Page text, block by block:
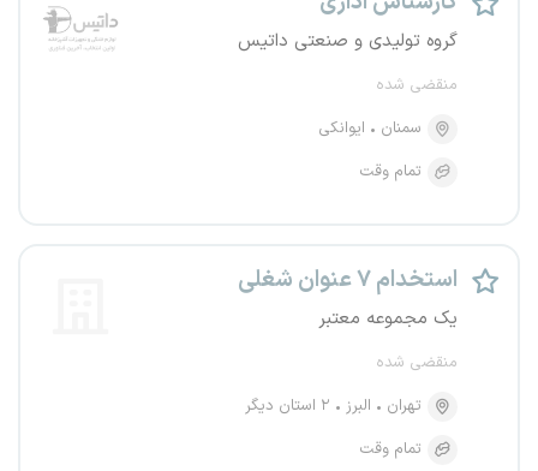
گروه تولیدی و صنعتی داتیس
منقضی شده
سمنان
ایوانکی
تمام وقت
استخدام ۷ عنوان شغلی
یک مجموعه معتبر
منقضی شده
تهران
البرز
۲ استان دیگر
تمام وقت